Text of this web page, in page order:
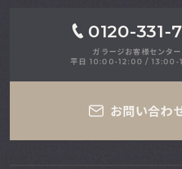
0120-331-
ガラージお客様センター
平日 10:00-12:00 / 13:00-
お問い合わ